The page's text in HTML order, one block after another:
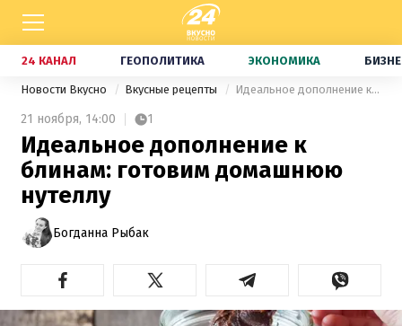
24 КАНАЛ ГЕОПОЛИТИКА ЭКОНОМИКА
Новости Вкусно Вкусные рецепты Идеальное дополнение к блинам: готовим домашнюю нутеллу
21 ноября, 14:00 1
Идеальное дополнение к
блинам: готовим домашнюю
нутеллу
Богданна Рыбак